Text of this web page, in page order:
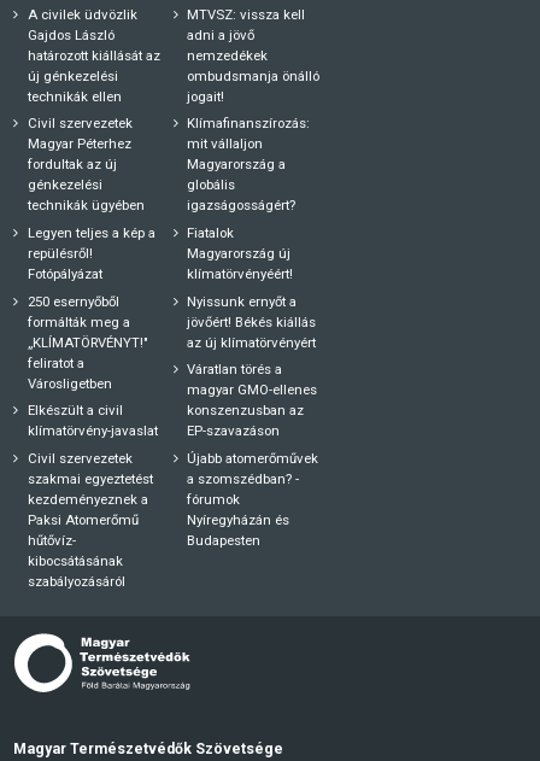
A civilek üdvözlik
Gajdos László
határozott kiállását az
új génkezelési
technikák ellen
Civil szervezetek
Magyar Péterhez
fordultak az új
génkezelési
technikák ügyében
Legyen teljes a kép a
repülésről!
Fotópályázat
250 esernyőből
formálták meg a
„KLÍMATÖRVÉNYT!"
feliratot a
Városligetben
Elkészült a civil
klímatörvény-javaslat
Civil szervezetek
szakmai egyeztetést
kezdeményeznek a
Paksi Atomerőmű
hűtővíz-
kibocsátásának
szabályozásáról
MTVSZ: vissza kell
adni a jövő
nemzedékek
ombudsmanja önálló
jogait!
Klímafinanszírozás:
mit vállaljon
Magyarország a
globális
igazságosságért?
Fiatalok
Magyarország új
klímatörvényéért!
Nyissunk ernyőt a
jövőért! Békés kiállás
az új klímatörvényért
Váratlan törés a
magyar GMO-ellenes
konszenzusban az
EP-szavazáson
Újabb atomerőművek
a szomszédban? -
fórumok
Nyíregyházán és
Budapesten
Magyar Természetvédők Szövetsége